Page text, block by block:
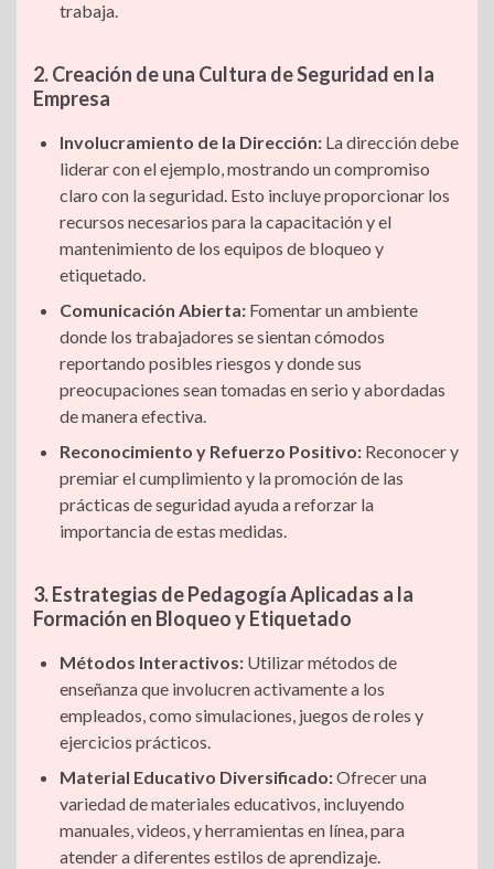
trabaja.
2. Creación de una Cultura de Seguridad en la
Empresa
Involucramiento de la Dirección: La dirección debe
liderar con el ejemplo, mostrando un compromiso
claro con la seguridad. Esto incluye proporcionar los
recursos necesarios para la capacitación y el
mantenimiento de los equipos de bloqueo y
etiquetado.
Comunicación Abierta: Fomentar un ambiente
donde los trabajadores se sientan cómodos
reportando posibles riesgos y donde sus
preocupaciones sean tomadas en serio y abordadas
de manera efectiva.
Reconocimiento y Refuerzo Positivo: Reconocer y
premiar el cumplimiento y la promoción de las
prácticas de seguridad ayuda a reforzar la
importancia de estas medidas.
3. Estrategias de Pedagogía Aplicadas a la
Formación en Bloqueo y Etiquetado
Métodos Interactivos: Utilizar métodos de
enseñanza que involucren activamente a los
empleados, como simulaciones, juegos de roles y
ejercicios prácticos.
Material Educativo Diversificado:Ofrecer una
variedad de materiales educativos, incluyendo
manuales, videos, y herramientas en línea, para
atender a diferentes estilos de aprendizaje.